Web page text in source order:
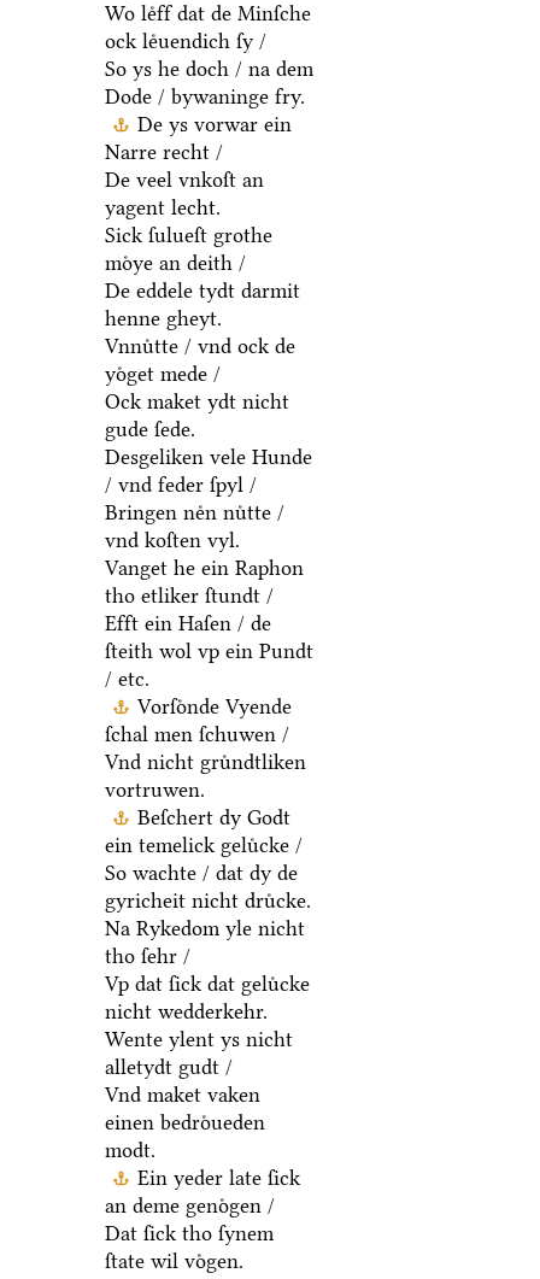
Wo leͤff dat de Minſche
ock leͤuendich ſy /
So ys he doch / na dem
Dode / bywaninge fry.
De ys vorwar ein
Narre recht /
De veel vnkoſt an
yagent lecht.
Sick ſulueſt grothe
moͤye an deith /
De eddele tydt darmit
henne gheyt.
Vnnuͤtte / vnd ock de
yoͤget mede /
Ock maket ydt nicht
gude ſede.
Desgeliken vele Hunde
/ vnd feder ſpyl /
Bringen neͤn nuͤtte /
vnd koſten vyl.
Vanget he ein Raphon
tho etliker ſtundt /
Efft ein Haſen / de
ſteith wol vp ein Pundt
/ etc.
Vorſoͤnde Vyende
ſchal men ſchuwen /
Vnd nicht gruͤndtliken
vortruwen.
Beſchert dy Godt
ein temelick geluͤcke /
So wachte / dat dy de
gyricheit nicht druͤcke.
Na Rykedom yle nicht
tho ſehr /
Vp dat ſick dat geluͤcke
nicht wedderkehr.
Wente ylent ys nicht
alletydt gudt /
Vnd maket vaken
einen bedroͤueden
modt.
Ein yeder late ſick
an deme genoͤgen /
Dat ſick tho ſynem
ſtate wil voͤgen.